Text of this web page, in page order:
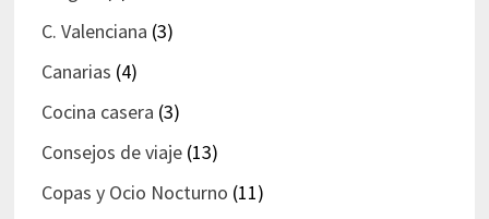
C. Valenciana (3)
Canarias (4)
Cocina casera (3)
Consejos de viaje(13)
Copas y Ocio Nocturno (11)